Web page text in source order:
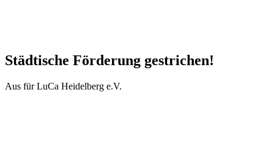
Städtische Förderung gestrichen!
Aus für LuCa Heidelberg e.V.